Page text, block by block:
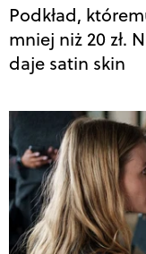
Podkład,
mniej niż 20 zł.
daje satin skin